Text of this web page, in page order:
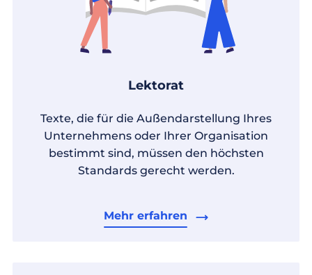
Lektorat
Texte, die für die Außendarstellung Ihres
Unternehmens oder Ihrer Organisation
bestimmt sind, müssen den höchsten
Standards gerecht werden.
Mehr erfahren